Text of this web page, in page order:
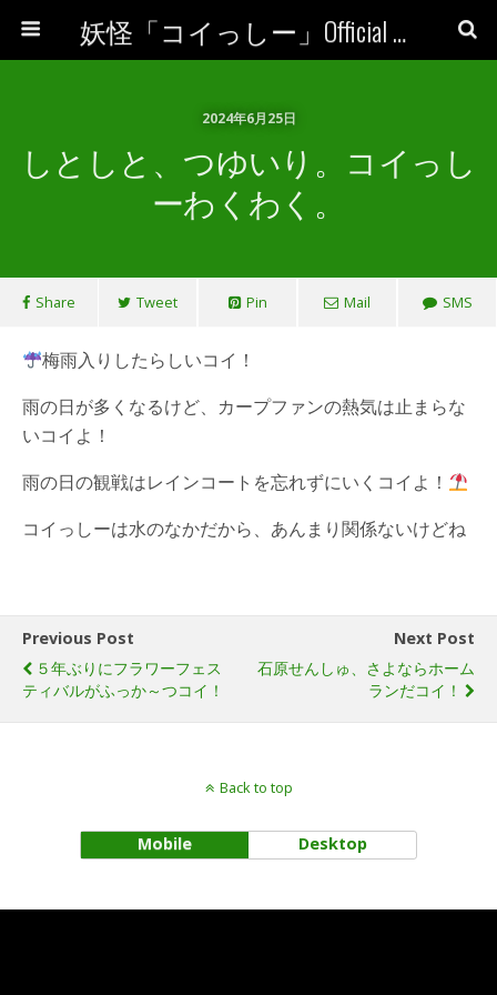
妖怪「コイっしー」Official Site
2024年6月25日
しとしと、つゆいり。コイっし
ーわくわく。
Share Tweet Pin Mail SMS
梅雨入りしたらしいコイ！
雨の日が多くなるけど、カープファンの熱気は止まらな
いコイよ！
雨の日の観戦はレインコートを忘れずにいくコイよ！
コイっしーは水のなかだから、あんまり関係ないけどね
Previous Post
５年ぶりにフラワーフェス
ティバルがふっか～つコイ！
Next Post
石原せんしゅ、さよならホーム
ランだコイ！
Back to top
Mobile Desktop